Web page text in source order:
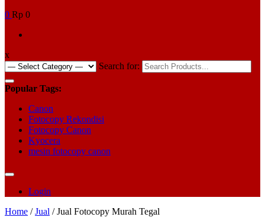
0 Rp 0
x
Search for:
Popular Tags:
Canon
Fotocopy Rekondisi
Fotocopy Canon
Kyocera
mesin fotocopy canon
Login
Home /Jual / Jual Fotocopy Murah Tegal